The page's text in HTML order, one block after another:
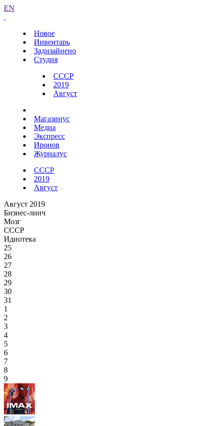
EN
Новое
Инвентарь
Задизайнено
Студия
СССР
2019
Август
Магазинус
Медиа
Экспресс
Иронов
Журналус
СССР
2019
Август
Август 2019
Бизнес-линч
Мозг
СССР
Идиотека
25
26
27
28
29
30
31
1
2
3
4
5
6
7
8
9